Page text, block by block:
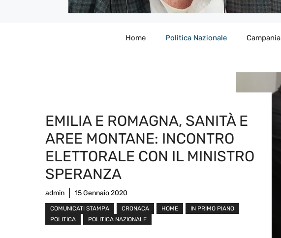
Home Politica Nazionale Campania
EMILIA E ROMAGNA, SANITÀ E
AREE MONTANE: INCONTRO
ELETTORALE CON IL MINISTRO
SPERANZA
admin 15 Gennaio 2020
COMUNICATI STAMPA CRONACA HOME
IN PRIMO PIANO
POLITICA
POLITICA NAZIONALE